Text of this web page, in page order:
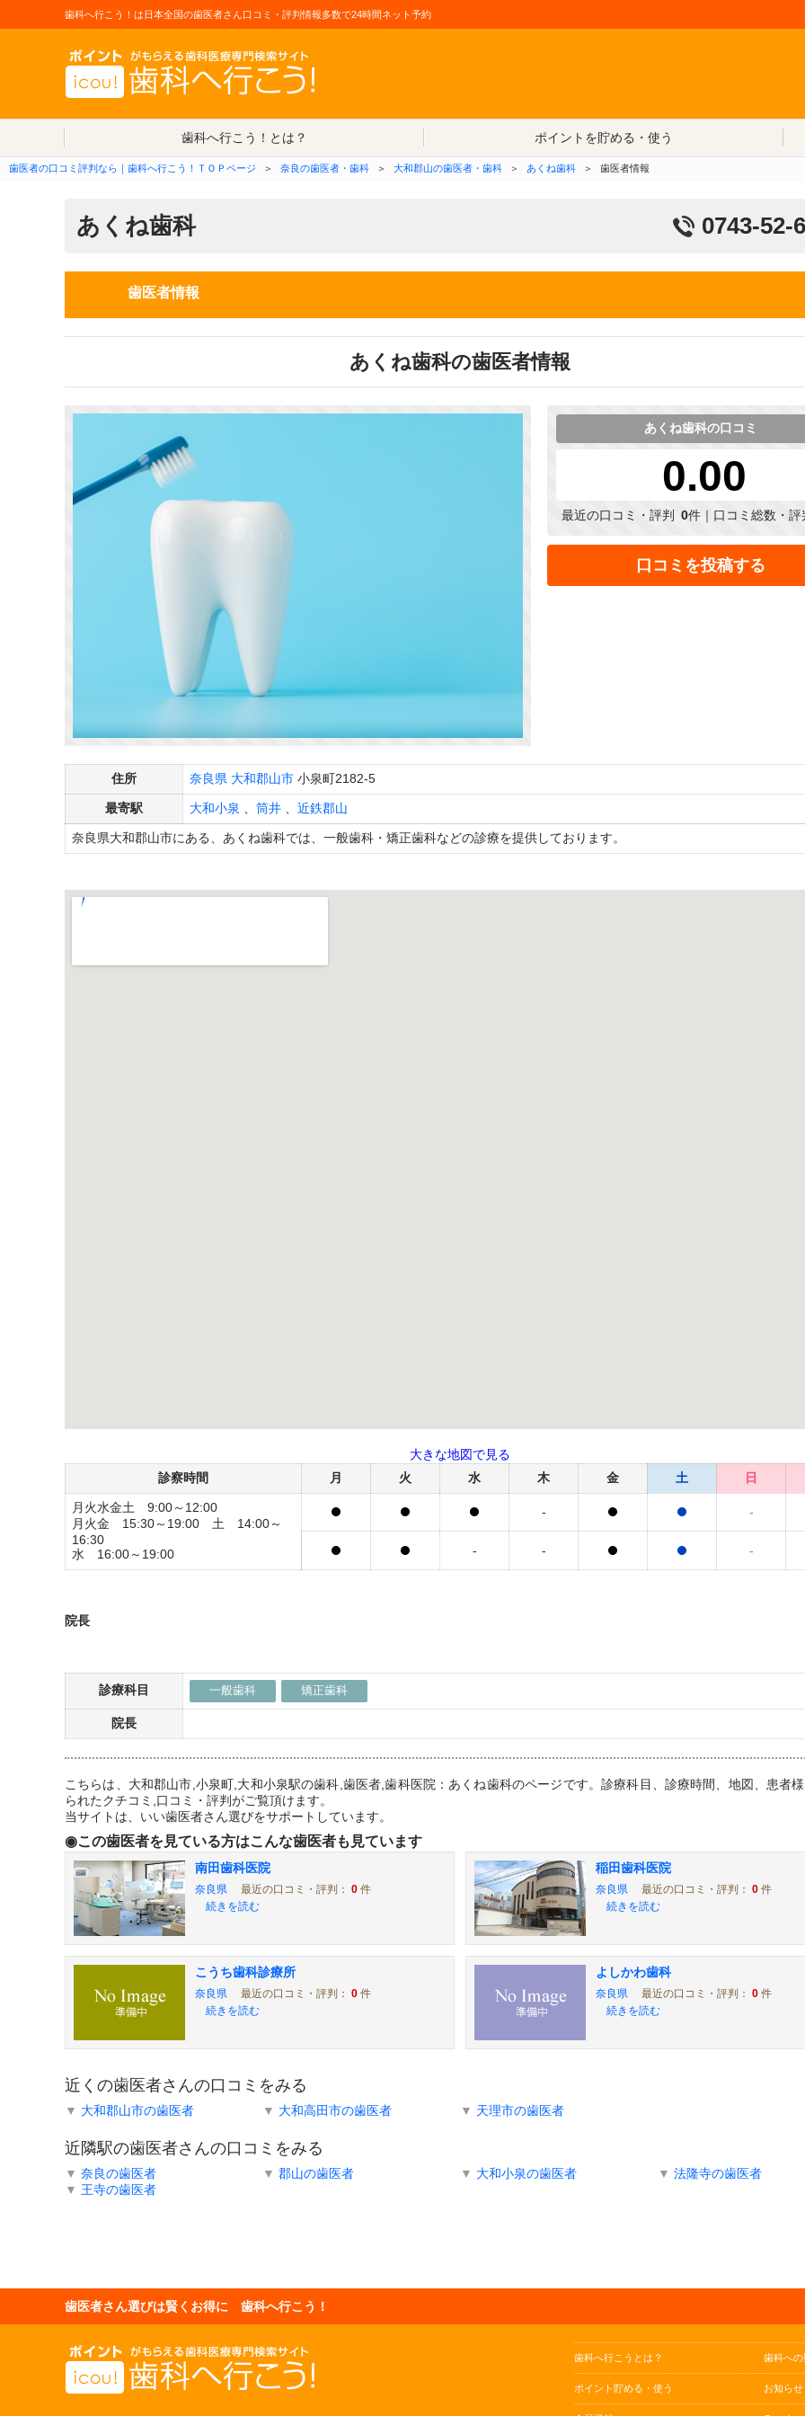
歯科へ行こう！は日本全国の歯医者さん口コミ・評判情報多数で24時間ネット予約
歯科へ行こう！とは？
ポイントを貯める・使う
歯医者の口コミ評判なら｜歯科へ行こう！ＴＯＰページ ＞ 奈良の歯医者・歯科 ＞ 大和郡山の歯医者・歯科 ＞ あくね歯科 ＞ 歯医者情報
あくね歯科 0743-52-
歯医者情報
あくね歯科の歯医者情報
あくね歯科の口コミ
0.00
最近の口コミ・評判 0件｜口コミ総数・評
口コミを投稿する
住所 奈良県 大和郡山市 小泉町2182-5
最寄駅 大和小泉 筒井 近鉄郡山
奈良県大和郡山市にある、あくね歯科では、一般歯科・矯正歯科などの診療を提供しております。
大きな地図で見る
診察時間
月 火 水 木 金 土 日
月火水金土 9:00～12:00
月火金 15:30～19:00 土 14:00～
16:30
水 16:00～19:00
- -
- - -
院長
診療科目 一般歯科 矯正歯科
院長
こちらは、大和郡山市,小泉町,大和小泉駅の歯科,歯医者,歯科医院：あくね歯科のページです。診療科目、診療時間、地図、患者
られたクチコミ,口コミ・評判がご覧頂けます。
当サイトは、いい歯医者さん選びをサポートしています。
◉この歯医者を見ている方はこんな歯医者も見ています
南田歯科医院
奈良県 最近の口コミ・評判： 0件
続きを読む
稲田歯科医院
奈良県 最近の口コミ・評判： 0件
続きを読む
こうち歯科診療所
奈良県 最近の口コミ・評判： 0件
続きを読む
よしかわ歯科
奈良県 最近の口コミ・評判： 0件
続きを読む
近くの歯医者さんの口コミをみる
▼ 大和郡山市の歯医者 ▼ 大和高田市の歯医者 ▼ 天理市の歯医者
近隣駅の歯医者さんの口コミをみる
▼ 奈良の歯医者 ▼ 郡山の歯医者 ▼ 大和小泉の歯医者 ▼ 法隆寺の歯医者
▼ 王寺の歯医者
歯医者さん選びは賢くお得に 歯科へ行こう！
歯科へ行こうとは？
ポイント貯める・使う
歯科へ
お知らせ